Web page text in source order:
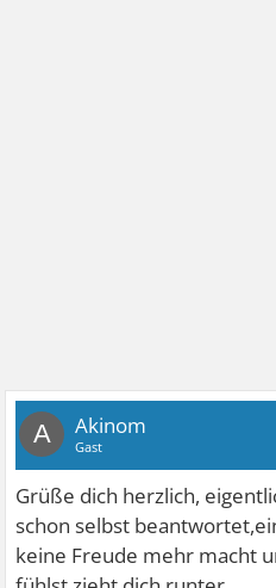
A Akinom
Gast
Grüße dich herzlich,
schon selbst
keine Freude mehr macht